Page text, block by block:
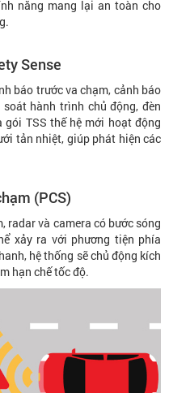
năng mang lại an toàn cho
Sense
báo trước va chạm, cảnh báo
hành trình chủ động, đèn
TSS thế hệ mới hoạt động
tản nhiệt, giúp phát hiện các
(PCS)
radar và camera có bước sóng
xảy ra với phương tiện phía
hệ thống sẽ chủ động kích
hạn chế tốc độ.